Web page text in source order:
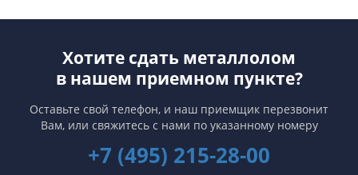
Хотите сдать металлолом
в нашем приемном пункте?
Оставьте свой телефон, и наш приемщик перезвонит
Вам, или свяжитесь с нами по указанному номеру
+7 (495) 215-28-00